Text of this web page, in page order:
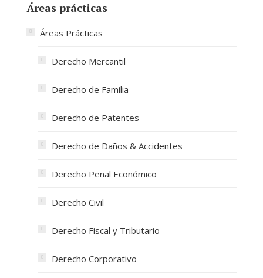
Áreas prácticas
Áreas Prácticas
Derecho Mercantil
Derecho de Familia
Derecho de Patentes
Derecho de Daños & Accidentes
Derecho Penal Económico
Derecho Civil
Derecho Fiscal y Tributario
Derecho Corporativo